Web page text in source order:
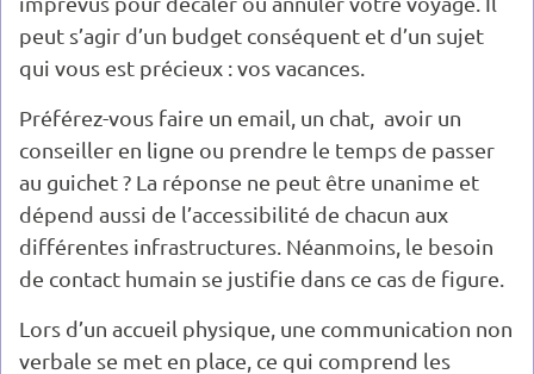
peut s’agir d’un budget conséquent et d’un sujet
qui vous est précieux : vos vacances.
Préférez-vous faire un email, un chat, avoir un
conseiller en ligne ou prendre le temps de passer
au guichet ? La réponse ne peut être unanime et
dépend aussi de l’accessibilité de chacun aux
différentes infrastructures. Néanmoins, le besoin
de contact humain se justifie dans ce cas de figure.
Lors d’un accueil physique, une communication non
verbale se met en place, ce qui comprend les